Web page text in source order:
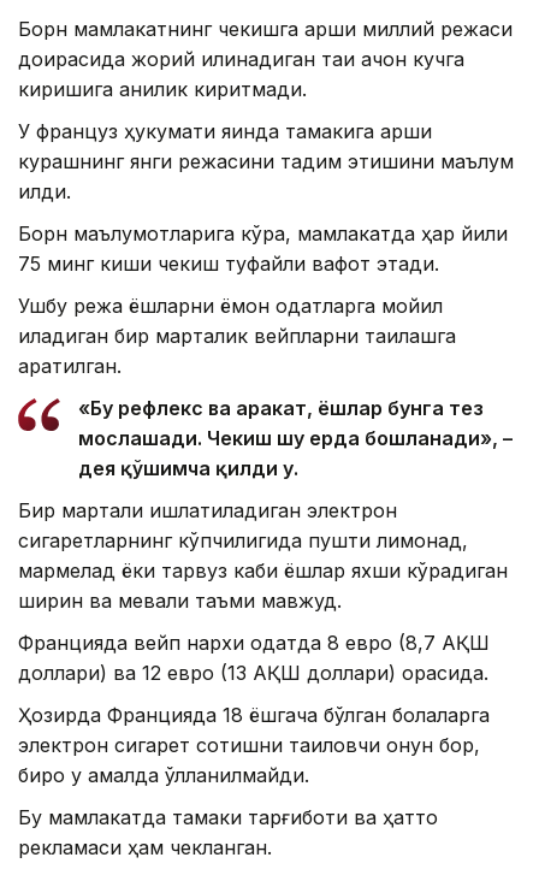
Борн мамлакатнинг чекишга қарши миллий режаси
доирасида жорий қилинадиган тақиқ қачон кучга
киришига аниқлик киритмади.
У француз ҳукумати яқинда тамакига қарши
курашнинг янги режасини тақдим этишини маълум
қилди.
Борн маълумотларига кўра, мамлакатда ҳар йили
75 минг киши чекиш туфайли вафот этади.
Ушбу режа ёшларни ёмон одатларга мойил
қиладиган бир марталик вейпларни тақиқлашга
қаратилган.
«Бу рефлекс ва ҳаракат, ёшлар бунга тез
мослашади. Чекиш шу ерда бошланади», –
дея қўшимча қилди у.
Бир мартали ишлатиладиган электрон
сигаретларнинг кўпчилигида пушти лимонад,
мармелад ёки тарвуз каби ёшлар яхши кўрадиган
ширин ва мевали таъми мавжуд.
Францияда вейп нархи одатда 8 евро (8,7 АҚШ
доллари) ва 12 евро (13 АҚШ доллари) орасида.
Ҳозирда Францияда 18 ёшгача бўлган болаларга
электрон сигарет сотишни тақиқловчи қонун бор,
бироқ у амалда қўлланилмайди.
Бу мамлакатда тамаки тарғиботи ва ҳатто
рекламаси ҳам чекланган.